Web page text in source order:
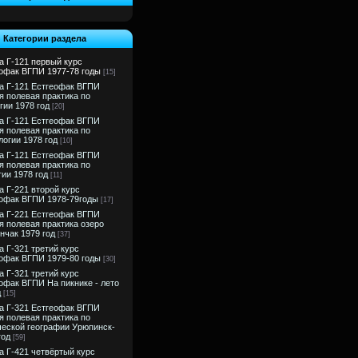
Категории раздела
Г-121 первый курс
ВГПИ 1977-78 годы [15]
Г-121 Естгеофак ВГПИ
полевая практика по
1978 год [20]
Г-121 Естгеофак ВГПИ
полевая практика по
1978 год [10]
Г-121 Естгеофак ВГПИ
полевая практика по
1978 год [11]
Г-221 второй курс
ВГПИ 1978-79годы [17]
Г-221 Естгеофак ВГПИ
полевая практика озеро
1979 год [37]
Г-321 третий курс
ВГПИ 1979-80 годы [30]
Г-321 третий курс
ВГПИ На пикнике - лето
[15]
Г-321 Естгеофак ВГПИ
полевая практика по
географии Урюпинск-
[59]
Г-421 четвёртый курс